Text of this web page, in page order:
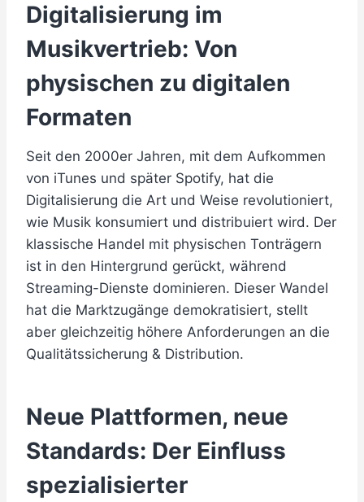
Digitalisierung im
Musikvertrieb: Von
physischen zu digitalen
Formaten
Seit den 2000er Jahren, mit dem Aufkommen
von iTunes und später Spotify, hat die
Digitalisierung die Art und Weise revolutioniert,
wie Musik konsumiert und distribuiert wird. Der
klassische Handel mit physischen Tonträgern
ist in den Hintergrund gerückt, während
Streaming-Dienste dominieren. Dieser Wandel
hat die Marktzugänge demokratisiert, stellt
aber gleichzeitig höhere Anforderungen an die
Qualitätssicherung & Distribution.
Neue Plattformen, neue
Standards: Der Einfluss
spezialisierter